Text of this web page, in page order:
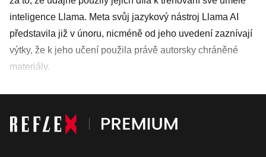
inteligence Llama. Meta svůj jazykový nástroj Llama AI
představila již v únoru, nicméně od jeho uvedení zaznívají
výtky, že k jeho učení použila právě autorsky chráněné
materiály.